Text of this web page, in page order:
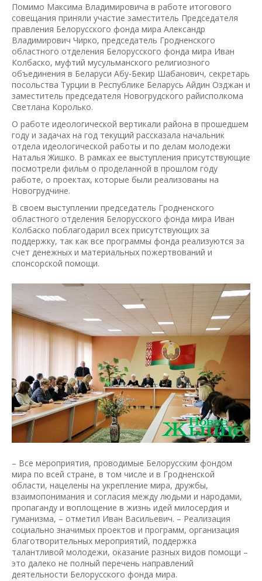
Помимо Максима Владимировича в работе итогового
совещания приняли участие заместитель Председателя
правления Белорусского фонда мира Александр
Владимирович Чирко, председатель Гродненского
областного отделения Белорусского фонда мира Иван
Колбаско, муфтий мусульманского религиозного
объединения в Беларуси Абу-Бекир Шабанович, секретарь
посольства Турции в Республике Беларусь Айдин Озджан и
заместитель председателя Новогрудского райисполкома
Светлана Королько.
О работе идеологической вертикали района в прошедшем
году и задачах на год текущий рассказала начальник
отдела идеологической работы и по делам молодежи
Наталья Жишко. В рамках ее выступления присутствующие
посмотрели фильм о проделанной в прошлом году
работе, о проектах, которые были реализованы на
Новогрудчине.
В своем выступлении председатель Гродненского
областного отделения Белорусского фонда мира Иван
Колбаско поблагодарил всех присутствующих за
поддержку, так как все программы фонда реализуются за
счет денежных и материальных пожертвований и
спонсорской помощи.
– Все мероприятия, проводимые Белорусским фондом
мира по всей стране, в том числе и в Гродненской
области, нацелены на укрепление мира, дружбы,
взаимопонимания и согласия между людьми и народами,
пропаганду и воплощение в жизнь идей милосердия и
гуманизма, – отметил Иван Васильевич. – Реализация
социально значимых проектов и программ, организация
благотворительных мероприятий, поддержка
талантливой молодежи, оказание разных видов помощи –
это далеко не полный перечень направлений
деятельности Белорусского фонда мира.